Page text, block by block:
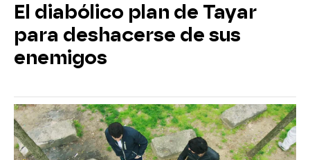
El diabólico plan de Tayar
para deshacerse de sus
enemigos